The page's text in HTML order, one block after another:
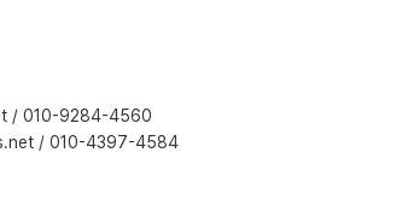
/ 010-9284-4560
/ 010-4397-4584